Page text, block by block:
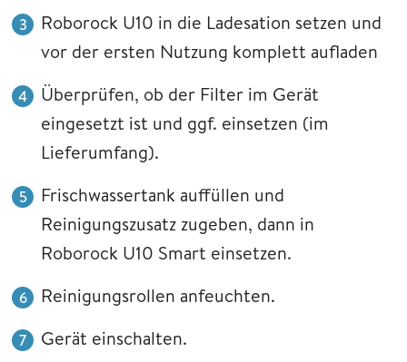
Roborock U10 in die Ladesation setzen und
vor der ersten Nutzung komplett aufladen
Überprüfen, ob der Filter im Gerät
eingesetzt ist und ggf. einsetzen (im
Lieferumfang).
Frischwassertank auffüllen und
Reinigungszusatz zugeben, dann in
Roborock U10 Smart einsetzen.
Reinigungsrollen anfeuchten.
Gerät einschalten.